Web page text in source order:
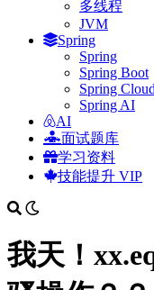
多线程
JVM
Spring
Spring
Spring Boot
Spring Cloud
Spring AI
AI
面试题库
学习资料
技能提升 VIP
我天！